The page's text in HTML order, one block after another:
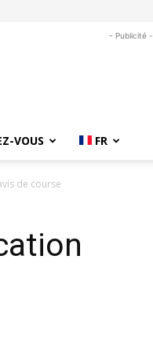
- Publicité -
VOUS FR
de course